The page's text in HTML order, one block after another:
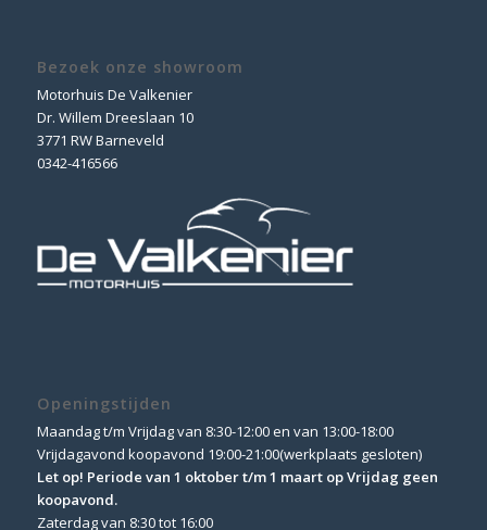
Bezoek onze showroom
Motorhuis De Valkenier
Dr. Willem Dreeslaan 10
3771 RW Barneveld
0342-416566
Openingstijden
Maandag t/m Vrijdag van 8:30-12:00 en van 13:00-18:00
Vrijdagavond koopavond 19:00-21:00(werkplaats gesloten)
Let op! Periode van 1 oktober t/m 1 maart op Vrijdag geen
koopavond.
Zaterdag van 8:30 tot 16:00